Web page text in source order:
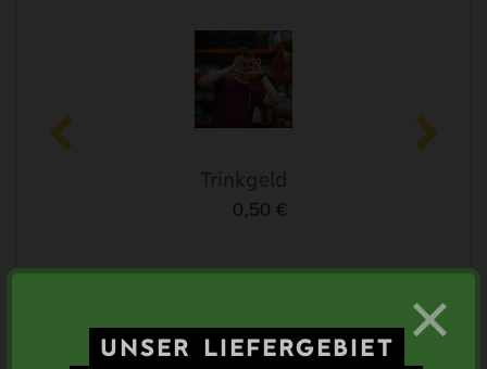
UNSER LIEFERGEBIET ×
Trinkgeld
0,50 €
Ähnliche Artikel